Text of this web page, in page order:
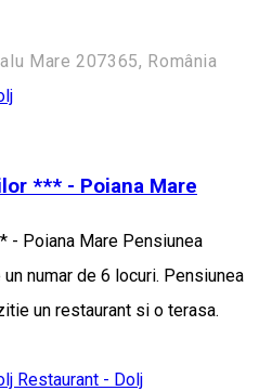
Mare 207365, România
*** - Poiana Mare
- Poiana Mare Pensiunea
numar de 6 locuri. Pensiunea
un restaurant si o terasa.
Restaurant - Dolj